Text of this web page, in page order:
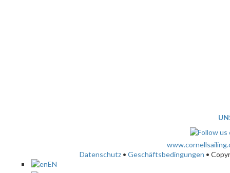
Datenschutz •Geschäftsbedingungen •
EN